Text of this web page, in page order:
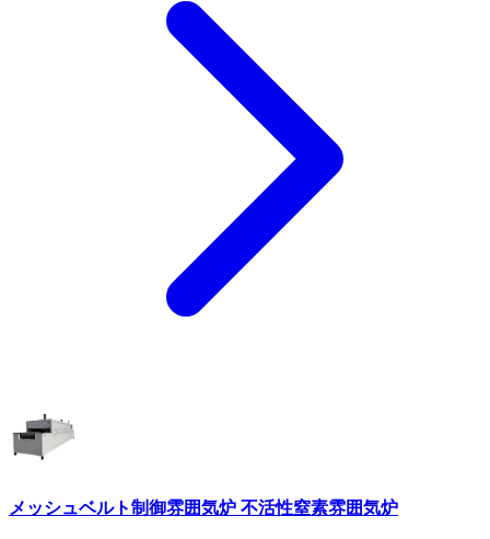
メッシュベルト制御雰囲気炉 不活性窒素雰囲気炉